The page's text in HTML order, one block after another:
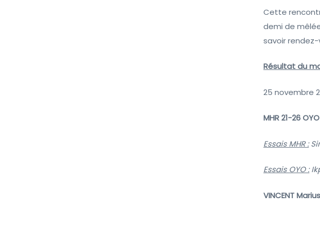
Cette
demi de
savoir
Résultat du
25 novembre
MHR 21-26 OYO
Essais MHR :
Essais OYO :
VINCENT Marius